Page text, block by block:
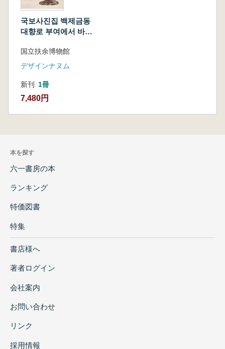
국보사진집 백제금동
대향로 부여에서 바라
済金銅大香炉 扶余か
ら望む)
国立扶余博物館
デザインナヌム
新刊 1冊
7,480円
本を探す
六一書房の本
ランキング
特価図書
特集
書店様へ
著者ログイン
会社案内
お問い合わせ
リンク
採用情報